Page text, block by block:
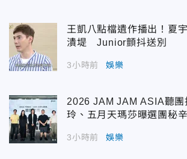
王凱八點檔遺作播出！夏
潰堤 Junior顫抖送別
3小時前 娛樂
2026 JAM JAM ASIA聽團
玲、五月天瑪莎曝選團秘辛
3小時前 娛樂